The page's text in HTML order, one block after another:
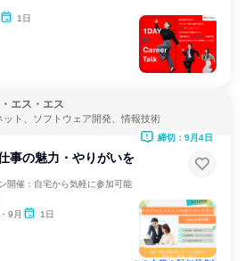
1日
エス・エス
ット、ソフトウェア開発、情報技術
事の魅力・やりがいを
開催：自宅から気軽に参加可能
9月 1日
締切：9月4日